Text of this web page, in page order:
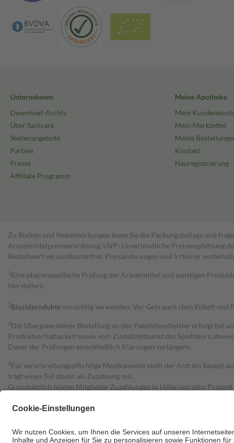
Unternehmen
Download-Archiv
Über Sanicare
Stellenangebote
Partner
Presse
Affiliate Programm
Meine Apotheke
Mein
Mein Merkzettel
Meine
Kontakt
Neuregistrierung
Zu Risiken und Nebenwirkungen lesen Sie die Packungsbeilage und
Arzneimittelpreisverordnung. UVP: Unverbindliche Preisempfehlung
Bestell­wert versand­kosten­frei. Preisänderungen und Irrtümer
1 Eine pharmazeutische Prüfung der Arzneimittel und sonstigen
Herstellers.
2Biozidproduktevorsichtig verwenden. Vor Gebrauch stets Etikett und
3Die Übergabe deiner Bestellung an den Paketdienstleister erfolgt bei
Produktverfügbarkeit sowie vom Zustellzeitpunkt des Spediteurs
Dauer der Prüfungen einschließlich Klärungen verlängern.
4Für verschreibungspflichtige Medikamente stellt der Arzt ein Rezept
trägt einen Teil davon als Zuzahlung mit.
Grundsätzlich leisten Mitglieder Zuzahlungen in Höhe von zehn Prozent
Diese Regeln gelten grundsätzlich auch für Online-Apotheken.
Um das Engagement der Versicherten für ihre eigene Gesundheit zu
• Kindern und Jugendlichen bis zum vollendeten 18. Lebensjahr mit